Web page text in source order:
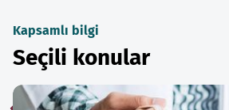
Kapsamlı bilgi
Seçili konular